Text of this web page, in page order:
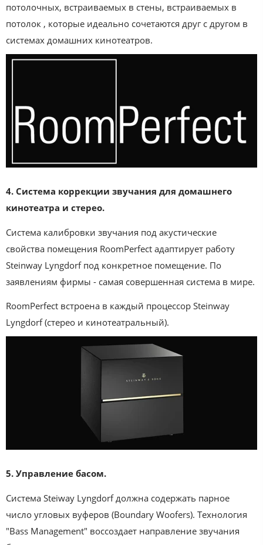
потолочных, встраиваемых в стены, встраиваемых в
потолок , которые идеально сочетаются друг с другом в
системах домашних кинотеатров.
4. Система коррекции звучания для домашнего
кинотеатра и стерео.
Система калибровки звучания под акустические
свойства помещения RoomPerfect адаптирует работу
Steinway Lyngdorf под конкретное помещение. По
заявлениям фирмы - самая совершенная система в мире.
RoomPerfect встроена в каждый процессор Steinway
Lyngdorf (стерео и кинотеатральный).
5. Управление басом.
Система Steiway Lyngdorf должна содержать парное
число угловых вуферов (Boundary Woofers). Технология
"Bass Management" воссоздает направление звучания